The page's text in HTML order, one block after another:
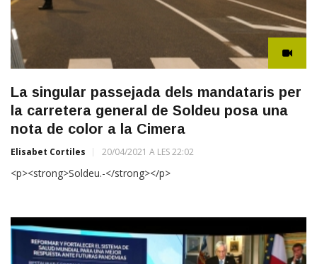
La singular passejada dels mandataris per
la carretera general de Soldeu posa una
nota de color a la Cimera
Elisabet Cortiles 20/04/2021 A LES 22:02
<p><strong>Soldeu.-</strong></p>